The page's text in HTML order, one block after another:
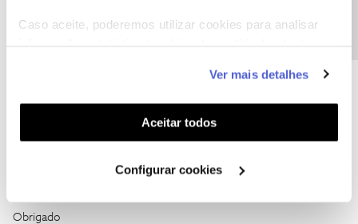
Caso aceite, poderemos utilizar cookies para analisar
funcionalidades (cookies de personalização e
funcionalidade) e adaptar anúncios aos seus interesses
(cookies de publicidade personalizada). Pode gerir a
utilização dos cookies clicando em "Configurar
Ver mais detalhes
Aceitar todos
Configurar cookies
João H. Forum|Forum|6 months ago
Envie-nos, por favor, uma mensagem privada para o perfil ​
Obrigado